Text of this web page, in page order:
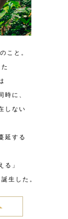
こと。
時に、
しない
延する
る」
生した。